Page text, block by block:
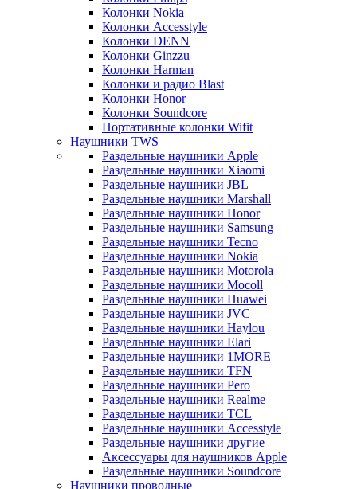
Колонки Nokia
Колонки Accesstyle
Колонки DENN
Колонки Ginzzu
Колонки Harman
Колонки и радио Blast
Колонки Honor
Колонки Soundcore
Портативные колонки Wifit
Наушники TWS
Раздельные наушники Apple
Раздельные наушники Xiaomi
Раздельные наушники JBL
Раздельные наушники Marshall
Раздельные наушники Honor
Раздельные наушники Samsung
Раздельные наушники Tecno
Раздельные наушники Nokia
Раздельные наушники Motorola
Раздельные наушники Mocoll
Раздельные наушники Huawei
Раздельные наушники JVC
Раздельные наушники Haylou
Раздельные наушники Elari
Раздельные наушники 1MORE
Раздельные наушники TFN
Раздельные наушники Pero
Раздельные наушники Realme
Раздельные наушники TCL
Раздельные наушники Accesstyle
Раздельные наушники другие
Аксессуары для наушников Apple
Раздельные наушники Soundcore
Наушники проводные